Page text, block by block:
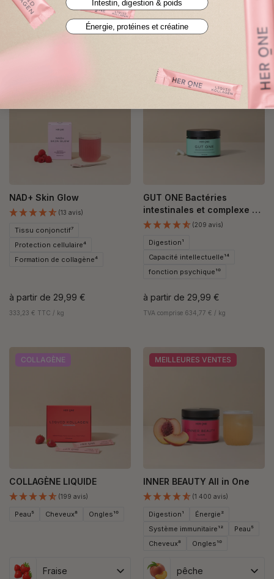
Ça va aussi te plaire
NAD+ Skin Glow
(13 avis)
Tissu conjonctif⁷
Protection cellulaire⁴
Formation de collagène⁴
à partir de 29,99 €
333,23 € TTC / kg
INTESTIN &
DIGESTION¹
GUT ONE Bactéries
intestinales et complexe de
vitamines B (209 avis)
Digestion¹
Capacité intellectuelle¹⁴
fonction psychique¹⁰
à partir de 29,99 €
TVA comprise 634,77 € / kg
COLLAGÈNE
COLLAGÈNE LIQUIDE
(199 avis)
Peau⁵ Cheveux⁸ Ongles¹⁰
Fraise
MEILLEURES VENTES
INNER BEAUTY All in One
(1 400 avis)
Digestion¹
Énergie²
Système immunitaire¹²
Peau⁵
Cheveux⁸
Ongles¹⁰
pêche
Intestin, digestion & poids
Énergie, protéines et créatine